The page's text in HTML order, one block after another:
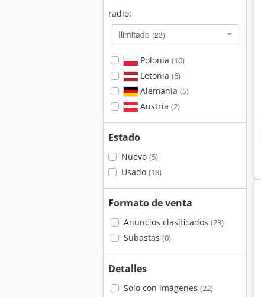
radio:
Ilimitado (23)
Polonia (10)
Letonia (6)
Alemania (5)
Austria (2)
Estado
Nuevo (5)
Usado (18)
Formato de venta
Anuncios clasificados (23)
Subastas (0)
Detalles
Solo con imágenes (22)